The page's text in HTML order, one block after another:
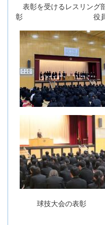
表彰を受けるレス
彰 役員の
球技大会